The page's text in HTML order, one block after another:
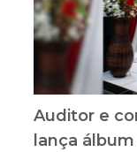
Auditor e
lança